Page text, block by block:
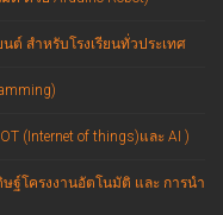
สำหรับโรงเรียนทั่วประเทศ
(Internet of things)และ AI )
ษฐ์โครงงานอัตโนมัติ และ การนำ